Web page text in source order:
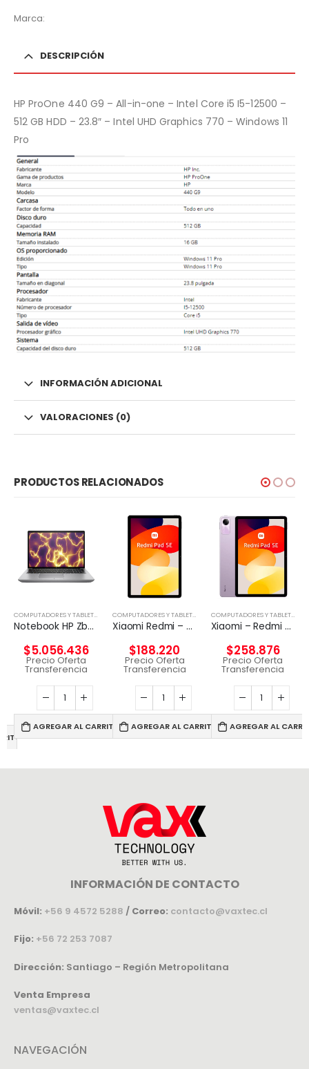
Marca:
DESCRIPCIÓN
HP ProOne 440 G9 – All-in-one – Intel Core i5 I5-12500 –
512 GB HDD – 23.8″ – Intel UHD Graphics 770 – Windows 11
Pro
INFORMACIÓN ADICIONAL
VALORACIONES (0)
PRODUCTOS RELACIONADOS
TABLETA COMPUTADORES Y TABLETS NOTEBOOK
Notebook HP Zbook Fury 16 G11 i9-14900HX A4000 12G
$5.056.436
Precio Oferta
Transferencia
AGREGAR AL CARRITO
COMPUTADORES Y TABLETS, TABLETA
Xiaomi Redmi – Pad SE – Android 12 – Helio G99
$188.220
Precio Oferta
Transferencia
AGREGAR AL CARRITO
COMPUTADORES Y TABLETS,
Xiaomi – Redmi Pad SE – Android – Snapdragon 680 – 49949
$258.876
Precio Oferta
Transferencia
AGREGAR AL
INFORMACIÓN DE CONTACTO
Móvil: +56 9 4572 5288 / Correo: contacto@vaxtec.cl
Fijo: +56 72 253 7087
Dirección: Santiago – Región Metropolitana
Venta Empresa
ventas@vaxtec.cl
NAVEGACIÓN